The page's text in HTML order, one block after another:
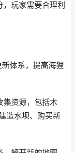
玩家需要合理利
体系，提高海狸
集资源，包括木
造水坝、购买新